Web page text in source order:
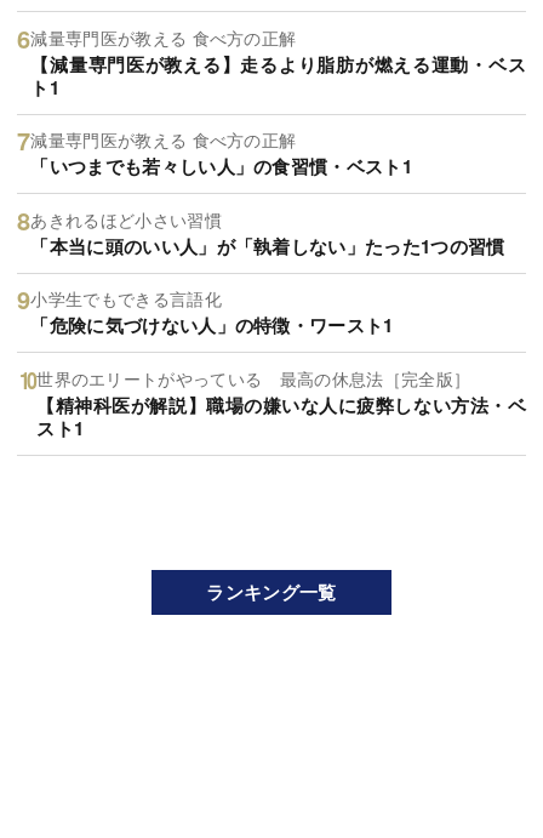
減量専門医が教える 食べ方の正解
【減量専門医が教える】走るより脂肪が燃える運動・ベス
ト1
減量専門医が教える 食べ方の正解
「いつまでも若々しい人」の食習慣・ベスト1
あきれるほど小さい習慣
「本当に頭のいい人」が「執着しない」たった1つの習慣
小学生でもできる言語化
「危険に気づけない人」の特徴・ワースト1
世界のエリートがやっている 最高の休息法［完全版］
【精神科医が解説】職場の嫌いな人に疲弊しない方法・ベ
スト1
ランキング一覧